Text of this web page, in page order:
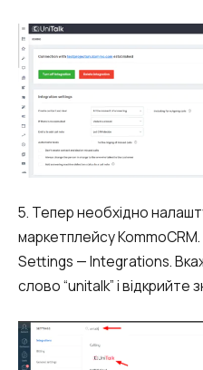
Голосове привітання
Сервіс
телефону
Інтеграція з IP
Телефонна аналітика
Viber-розсилки
5. Тепер необхідно
маркетплейсу
Settings — Integrations.
слово “unitalk” і відкрийте